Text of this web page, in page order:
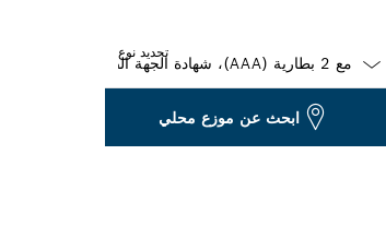
تحديد نوع
Dropdown
ابحث عن موزع محلي